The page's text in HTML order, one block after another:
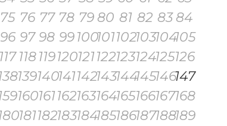
75 76 77 78 79 80 81 82 83 84
96 97 98 99 100101102103104105
117 118 119120121122123124125126
139140141142143144145146147
160161162163164165166167168
181182183184185186187188189